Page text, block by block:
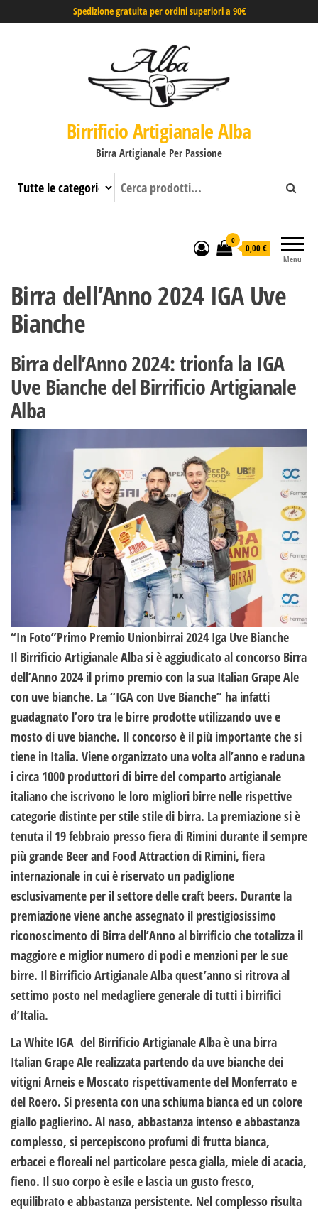
Spedizione gratuita per ordini superiori a 90€
Birrificio Artigianale Alba
Birra Artigianale Per Passione
Menu
0
0,00 €
Birra dell’Anno 2024 IGA Uve
Bianche
Birra dell’Anno 2024: trionfa la IGA
Uve Bianche del Birrificio Artigianale
Alba
“In Foto”Primo Premio Unionbirrai 2024 Iga Uve Bianche
Il Birrificio Artigianale Alba si è aggiudicato al concorso Birra
dell’Anno 2024 il primo premio con la sua Italian Grape Ale
con uve bianche. La “IGA con Uve Bianche” ha infatti
guadagnato l’oro tra le birre prodotte utilizzando uve e
mosto di uve bianche. Il concorso è il più importante che si
tiene in Italia. Viene organizzato una volta all’anno e raduna
i circa 1000 produttori di birre del comparto artigianale
italiano che iscrivono le loro migliori birre nelle rispettive
categorie distinte per stile stile di birra. La premiazione si è
tenuta il 19 febbraio presso fiera di Rimini durante il sempre
più grande Beer and Food Attraction di Rimini, fiera
internazionale in cui è riservato un padiglione
esclusivamente per il settore delle craft beers. Durante la
premiazione viene anche assegnato il prestigiosissimo
riconoscimento di Birra dell’Anno al birrificio che totalizza il
maggiore e miglior numero di podi e menzioni per le sue
birre. Il Birrificio Artigianale Alba quest’anno si ritrova al
settimo posto nel medagliere generale di tutti i birrifici
d’Italia.
La White IGA del Birrificio Artigianale Alba è una birra
Italian Grape Ale realizzata partendo da uve bianche dei
vitigni Arneis e Moscato rispettivamente del Monferrato e
del Roero. Si presenta con una schiuma bianca ed un colore
giallo paglierino. Al naso, abbastanza intenso e abbastanza
complesso, si percepiscono profumi di frutta bianca,
erbacei e floreali nel particolare pesca gialla, miele di acacia,
fieno. Il suo corpo è esile e lascia un gusto fresco,
equilibrato e abbastanza persistente. Nel complesso risulta